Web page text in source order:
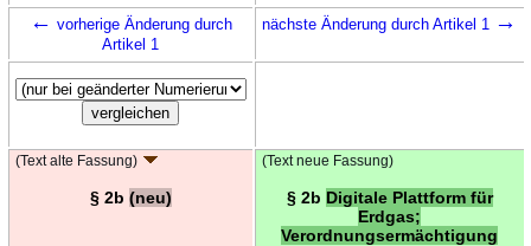
← vorherige Änderung durch
Artikel 1
nächste Änderung durch Artikel 1 →
(Text alte Fassung)
§ 2b (neu)
(Text neue Fassung)
§ 2b Digitale Plattform für
Erdgas;
Verordnungsermächtigung